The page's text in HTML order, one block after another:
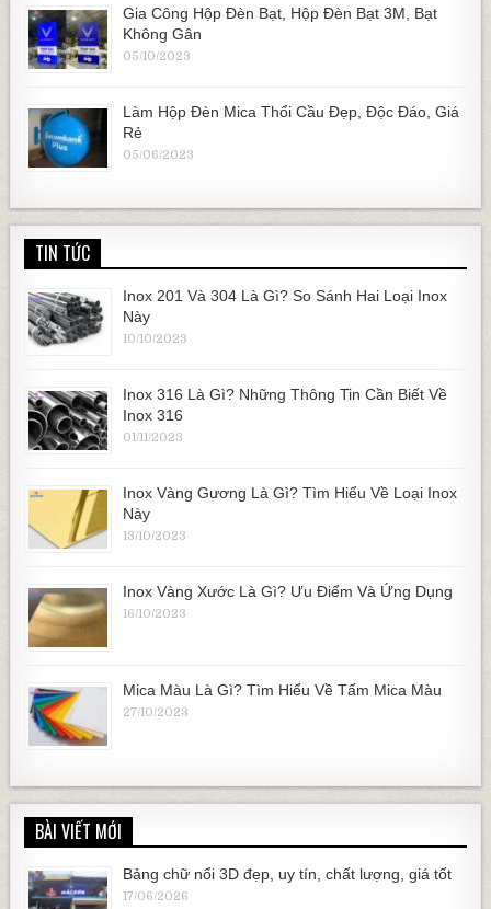
Gia Công Hộp Đèn Bạt, Hộp Đèn Bạt 3M, Bạt
Không Gân
05/10/2023
Làm Hộp Đèn Mica Thổi Cầu Đẹp, Độc Đáo, Giá
Rẻ
05/06/2023
TIN TỨC
Inox 201 Và 304 Là Gì? So Sánh Hai Loại Inox
Này
10/10/2023
Inox 316 Là Gì? Những Thông Tin Cần Biết Về
Inox 316
01/11/2023
Inox Vàng Gương Là Gì? Tìm Hiểu Về Loại Inox
Này
13/10/2023
Inox Vàng Xước Là Gì? Ưu Điểm Và Ứng Dụng
16/10/2023
Mica Màu Là Gì? Tìm Hiểu Về Tấm Mica Màu
27/10/2023
BÀI VIẾT MỚI
Bảng chữ nổi 3D đẹp, uy tín, chất lượng, giá tốt
17/06/2026